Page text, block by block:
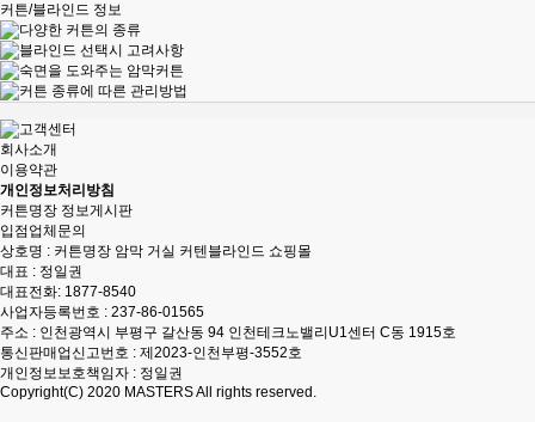
커튼/블라인드 정보
회사소개
이용약관
개인정보처리방침
커튼명장 정보게시판
입점업체문의
상호명 : 커튼명장 암막 거실 커텐블라인드 쇼핑몰
대표 : 정일권
대표전화: 1877-8540
사업자등록번호 : 237-86-01565
주소 : 인천광역시 부평구 갈산동 94 인천테크노밸리U1센터 C동 1915호
통신판매업신고번호 : 제2023-인천부평-3552호
개인정보보호책임자 : 정일권
Copyright(C) 2020 MASTERSAll rights reserved.